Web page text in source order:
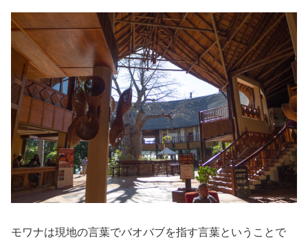
モワナは現地の言葉でバオバブを指す言葉ということで